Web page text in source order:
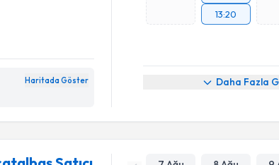
Haritada Göster
13:20
Daha Fazla